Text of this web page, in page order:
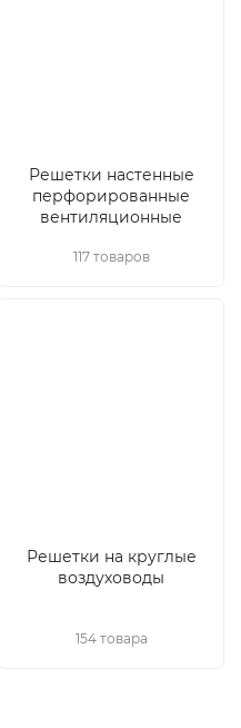
Решетки настенные
перфорированные
вентиляционные
117 товаров
Решетки на круглые
воздуховоды
154 товара